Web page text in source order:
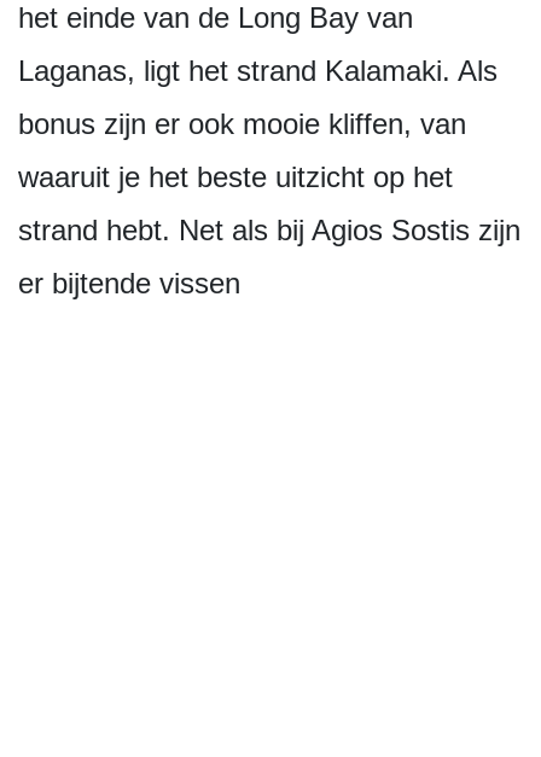
het einde van de Long Bay van
Laganas, ligt het strand Kalamaki. Als
bonus zijn er ook mooie kliffen, van
waaruit je het beste uitzicht op het
strand hebt. Net als bij Agios Sostis zijn
er bijtende vissen